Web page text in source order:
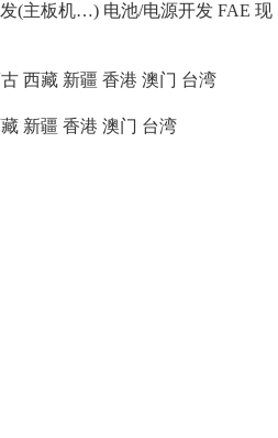
(主板机…) 电池/电源开发 FAE 现
西藏 新疆 香港 澳门 台湾
新疆 香港 澳门 台湾